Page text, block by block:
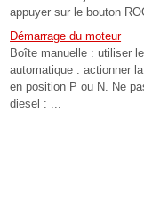
appuyer sur le bouton
Démarrage du moteur
Boîte manuelle : utiliser
automatique : actionner
en position P ou N. Ne
diesel : ...